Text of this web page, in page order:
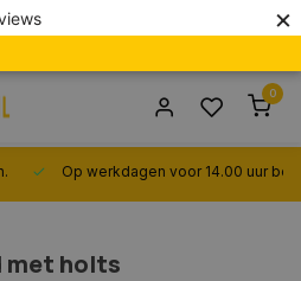
×
0
Op werkdagen voor 14.00 uur
met holts